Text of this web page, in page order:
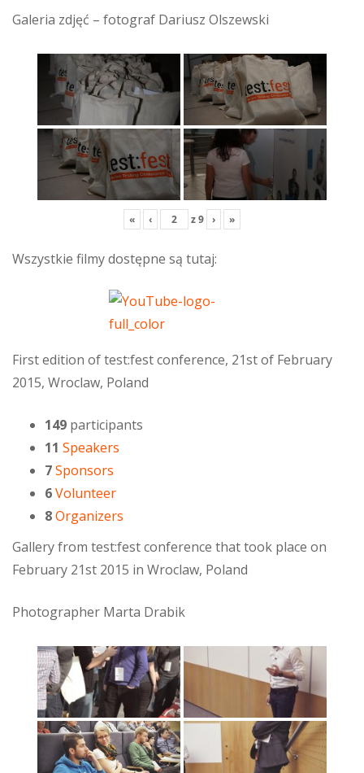
Galeria zdjęć – fotograf Dariusz Olszewski
« ‹ z9 › »
Wszystkie filmy dostępne są tutaj:
First edition of test:fest conference, 21st of February
2015, Wroclaw, Poland
149 participants
11 Speakers
7Sponsors
6Volunteer
8Organizers
Gallery from test:fest conference that took place on
February 21st 2015 in Wroclaw, Poland
Photographer Marta Drabik